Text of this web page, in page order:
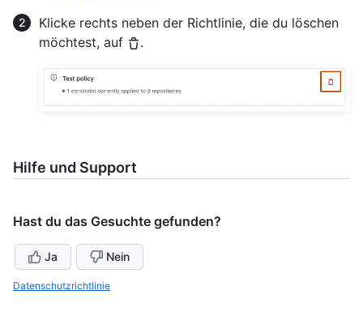
Klicke rechts neben der Richtlinie, die du löschen
möchtest, auf
.
Hilfe und Support
Hast du das Gesuchte gefunden?
Ja Nein
Datenschutzrichtlinie